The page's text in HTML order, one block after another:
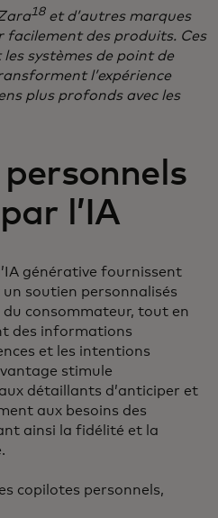
18 et d’autres marques
facilement des produits. Ces
systèmes de point de
l’expérience
plus profonds avec les
l’IA
générative fournissent
soutien personnalisés
consommateur, tout en
des informations
et les intentions
stimule
détaillants d’anticiper et
aux besoins des
ainsi la fidélité et la
copilotes personnels,